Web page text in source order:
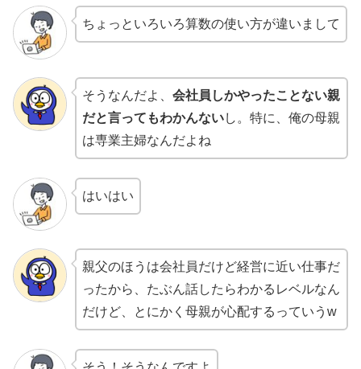
ちょっといろいろ算数の使い方が違いまして
そうなんだよ、 会社員しかやったことない親
だと言ってもわかんないし。特に、俺の母親
は専業主婦なんだよね
はいはい
親父のほうは会社員だけど経営に近い仕事だ
ったから、たぶん話したらわかるレベルなん
だけど、とにかく母親が心配するっていうw